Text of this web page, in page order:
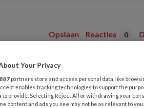
Opslaan Reacties 0
niet naar
Your Privacy
887 partners store and access personal data, like
enables tracking technologies to support the
to provide. Selecting Reject All or withdrawing your
content and ads you see may not be as relevant to